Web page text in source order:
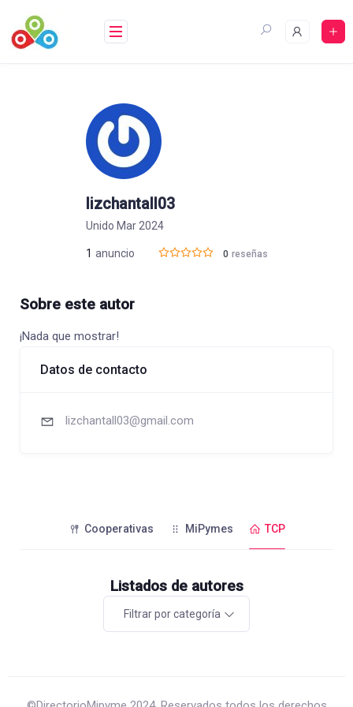
contenido
lizchantall03
Unido Mar 2024
1 anuncio 0 reseñas
Sobre este autor
¡Nada que mostrar!
Datos de contacto
lizchantall03@gmail.com
Cooperativas MiPymes TCP
Listados de autores
Filtrar por categoría